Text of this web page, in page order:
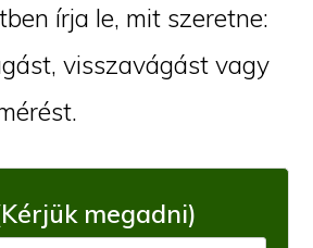
írja le, mit szeretne:
visszavágást vagy
megadni)